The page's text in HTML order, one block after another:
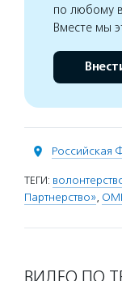
по любому
Вместе мы
Российская
ТЕГИ:
Партнерство»,